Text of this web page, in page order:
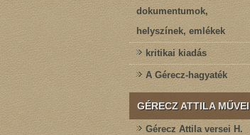
dokumentumok,
helyszínek, emlékek
kritikai kiadás
A Gérecz-hagyaték
GÉRECZ ATTILA MŰVEI
Gérecz Attila versei H.